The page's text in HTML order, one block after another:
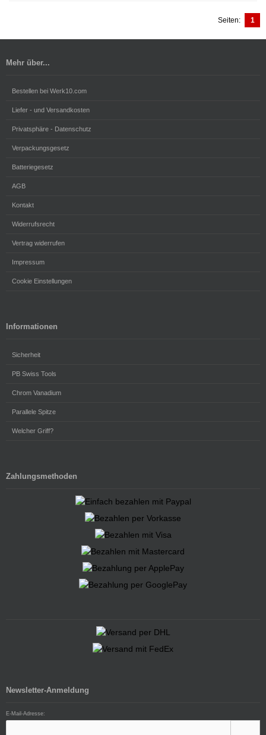
Seiten: 1
Mehr über...
Bestellen bei Werk10.com
Liefer - und Versandkosten
Privatsphäre - Datenschutz
Verpackungsgesetz
Batteriegesetz
AGB
Kontakt
Widerrufsrecht
Vertrag widerrufen
Impressum
Cookie Einstellungen
Informationen
Sicherheit
PB Swiss Tools
Chrom Vanadium
Parallele Spitze
Welcher Griff?
Zahlungsmethoden
Newsletter-Anmeldung
E-Mail-Adresse: